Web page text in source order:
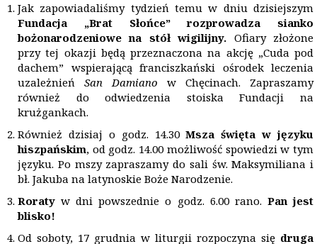
Jak zapowiadaliśmy tydzień temu w dniu dzisiejszym
Fundacja „Brat Słońce” rozprowadza sianko
bożonarodzeniowe na stół wigilijny. Ofiary złożone
przy tej okazji będą przeznaczona na akcję „Cuda pod
dachem” wspierającą franciszkański ośrodek leczenia
uzależnień San Damiano w Chęcinach. Zapraszamy
również do odwiedzenia stoiska Fundacji na
krużgankach.
Również dzisiaj o godz. 14.30Msza święta w języku
hiszpańskim, od godz. 14.00 możliwość spowiedzi w tym
języku. Po mszy zapraszamy do sali św. Maksymiliana i
bł. Jakuba na latynoskie Boże Narodzenie.
Roraty w dni powszednie o godz. 6.00 rano. Pan jest
blisko!
Od soboty, 17 grudnia w liturgii rozpoczyna się druga